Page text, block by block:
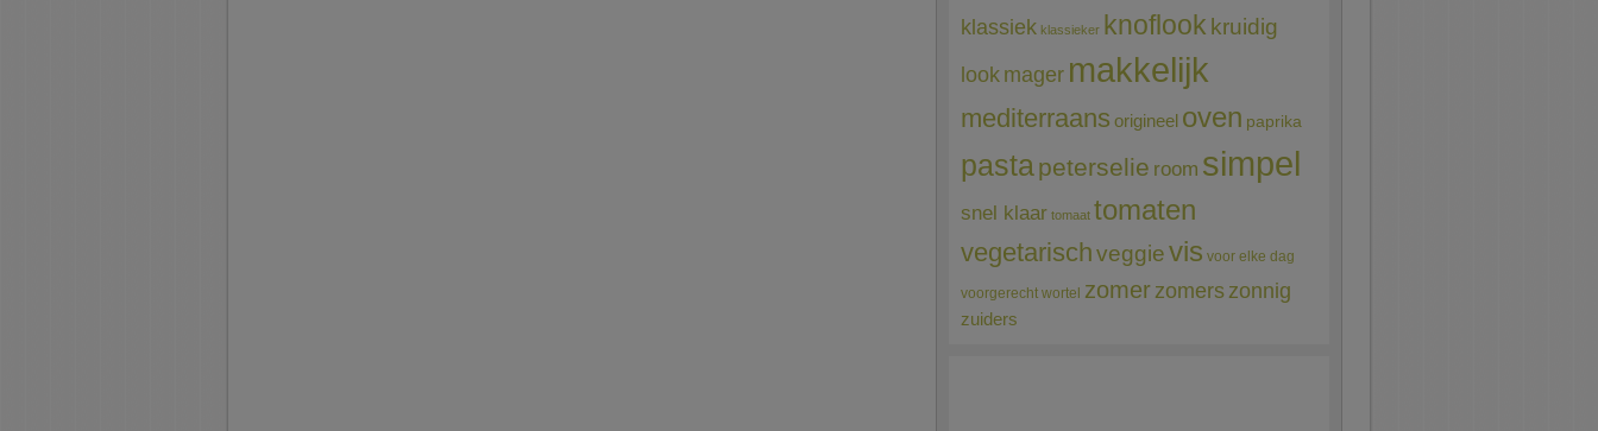
klassiek klassieker knoflook kruidig
look mager makkelijk
mediterraans origineel oven paprika
pastapeterselie room simpel
snel klaar tomaat tomaten
vegetarischveggievis voor elke dag
voorgerecht wortel zomerzomerszonnig
zuiders